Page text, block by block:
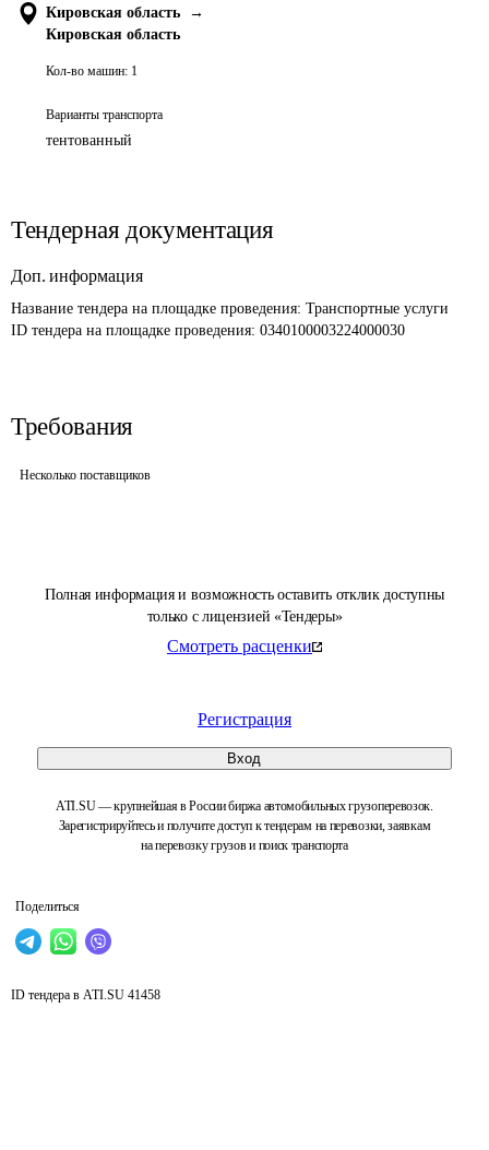
Полная информация и возможность оставить отклик доступны
только с лицензией «Тендеры»
Смотреть расценки
Регистрация
Вход
ATI.SU — крупнейшая в России биржа автомобильных грузоперевозок.
Зарегистрируйтесь и получите доступ к тендерам на перевозки, заявкам
на перевозку грузов и поиск транспорта
Поделиться
Кировская область
→
Кировская область
Кол-во машин: 1
Варианты транспорта
тентованный
Тендерная документация
Доп. информация
Название тендера на площадке проведения: Транспортные услуги
ID тендера на площадке проведения: 0340100003224000030
Требования
Несколько поставщиков
ID тендера в ATI.SU 41458